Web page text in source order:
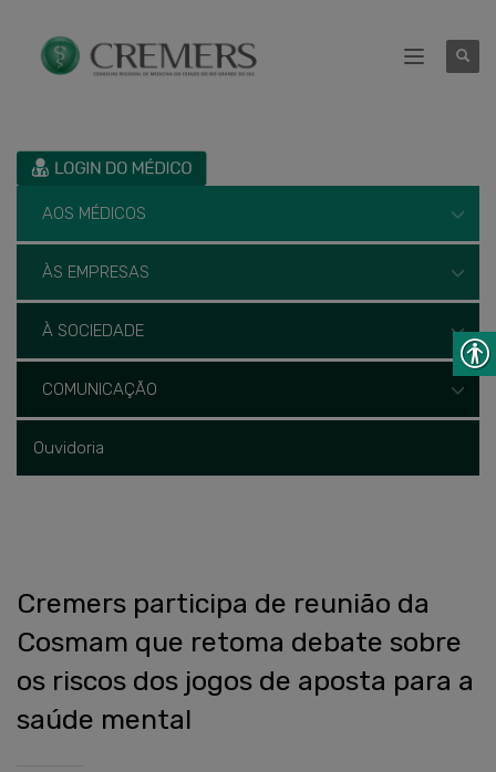
AOS MÉDICOS
ÀS EMPRESAS
À SOCIEDADE
COMUNICAÇÃO
Ouvidoria
Cremers participa de reunião da
Cosmam que retoma debate sobre
os riscos dos jogos de aposta para a
saúde mental